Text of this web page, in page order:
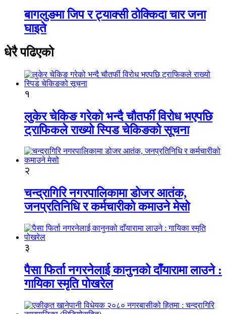
बागलुङमा जिप र ट्याक्सी ठोक्किदा चार जना
घाइते
धेरै पढिएको
१
लुकेर चेकिङ गरेको भन्दै चौतर्फी विरोध भएपछि
ट्राफिकले राख्यो स्पिड चेकिङको सूचना
२
चन्द्रागिरि नगरपालिकामा डोजर आतंक,
जनप्रतिनिधि र कर्मचारीको कमाउने मेसो
३
पैसा फिर्ता नगरनेलाई कानुनको दाँयारामा लाउने :
गायिका स्‍मृति पोखरेल